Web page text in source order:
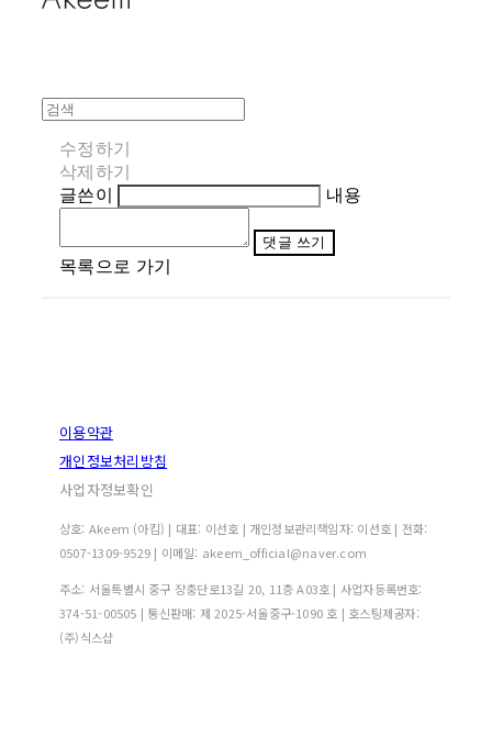
수정하기
삭제하기
글쓴이
내용
댓글 쓰기
목록으로 가기
이용약관
개인정보처리방침
사업자정보확인
상호: Akeem (아킴) | 대표: 이선호 | 개인정보관리책임자: 이선호 | 전화:
0507-1309-9529 | 이메일: akeem_official@naver.com
주소: 서울특별시 중구 장충단로13길 20, 11층 A03호 | 사업자등록번호:
374-51-00505 | 통신판매: 제 2025-서울중구-1090 호 | 호스팅제공자:
(주)식스샵